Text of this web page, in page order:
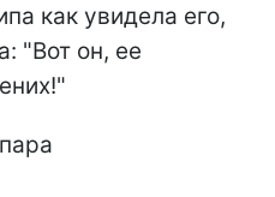
как увидела его,
"Вот он, ее